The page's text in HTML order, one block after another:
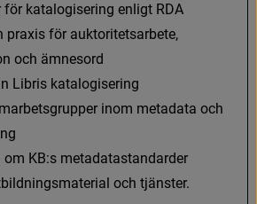
för katalogisering enligt RDA
praxis för auktoritetsarbete,
n och ämnesord
n Libris katalogisering
marbetsgrupper inom metadata och
ng
om KB:s metadatastandarder
bildningsmaterial och tjänster.